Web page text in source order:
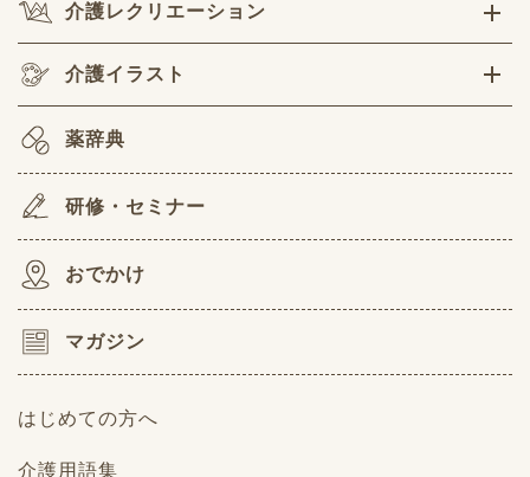
介護レクリエーション
介護イラスト
薬辞典
研修・セミナー
おでかけ
マガジン
はじめての方へ
介護用語集